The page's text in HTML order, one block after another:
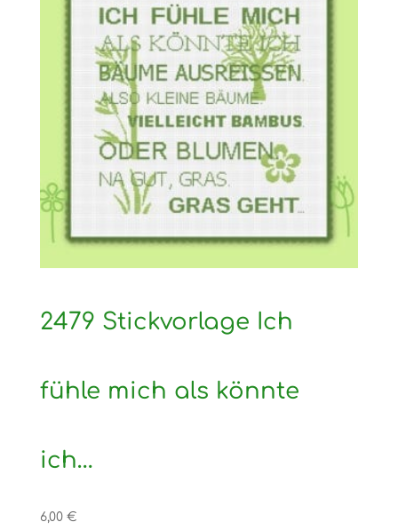
2479 Stickvorlage Ich
fühle mich als könnte
ich…
6,00 €